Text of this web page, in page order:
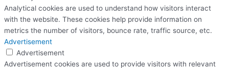
Analytical cookies are used to understand how visitors interact
with the website. These cookies help provide information on
metrics the number of visitors, bounce rate, traffic source, etc.
Advertisement
Advertisement
Advertisement cookies are used to provide visitors with relevant